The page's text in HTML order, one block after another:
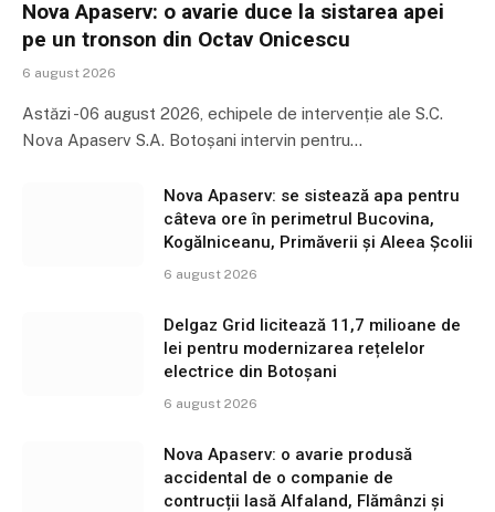
Nova Apaserv: o avarie duce la sistarea apei
pe un tronson din Octav Onicescu
6 august 2026
Astăzi -06 august 2026, echipele de intervenție ale S.C.
Nova Apaserv S.A. Botoșani intervin pentru…
Nova Apaserv: se sistează apa pentru
câteva ore în perimetrul Bucovina,
Kogălniceanu, Primăverii și Aleea Școlii
6 august 2026
Delgaz Grid licitează 11,7 milioane de
lei pentru modernizarea rețelelor
electrice din Botoșani
6 august 2026
Nova Apaserv: o avarie produsă
accidental de o companie de
contrucții lasă Alfaland, Flămânzi și